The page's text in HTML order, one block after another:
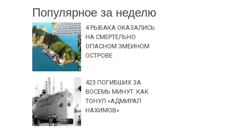
Популярное за неделю
4 РЫБАКА ОКАЗАЛИСЬ
НА СМЕРТЕЛЬНО
ОПАСНОМ ЗМЕИНОМ
ОСТРОВЕ
423 ПОГИБШИХ ЗА
ВОСЕМЬ МИНУТ: КАК
ТОНУЛ «АДМИРАЛ
НАХИМОВ»